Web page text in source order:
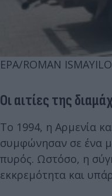
EPA/ROMAN
Οι αιτίες της
Το 1994, η Αρμενία
συμφώνησαν σε ένα
πυρός. Ωστόσο, η
εκκρεμότητα και